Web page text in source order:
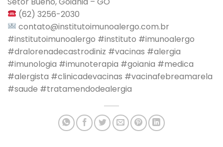
(62) 3256-2030
contato@institutoimunoalergo.com.br
#institutoimunoalergo #instituto #imunoalergo
#dralorenadecastrodiniz #vacinas #alergia
#imunologia #imunoterapia #goiania #medica
#alergista #clinicadevacinas #vacinafebreamarela
#saude #tratamendodealergia